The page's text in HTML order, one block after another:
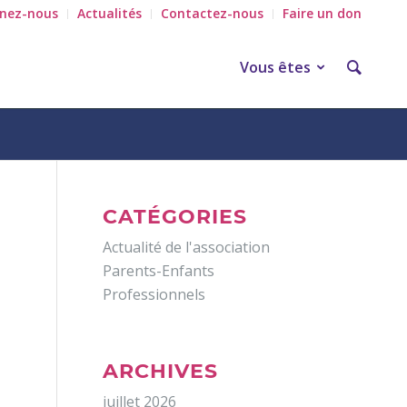
nous Actualités Contactez-nous Faire un don
Vous êtes
CATÉGORIES
Actualité de l'association
Parents-Enfants
Professionnels
ARCHIVES
juillet 2026